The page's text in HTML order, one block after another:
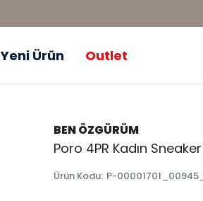
Yeni Ürün Outlet
BEN ÖZGÜRÜM
Poro 4PR Kadın
Ürün Kodu: P-